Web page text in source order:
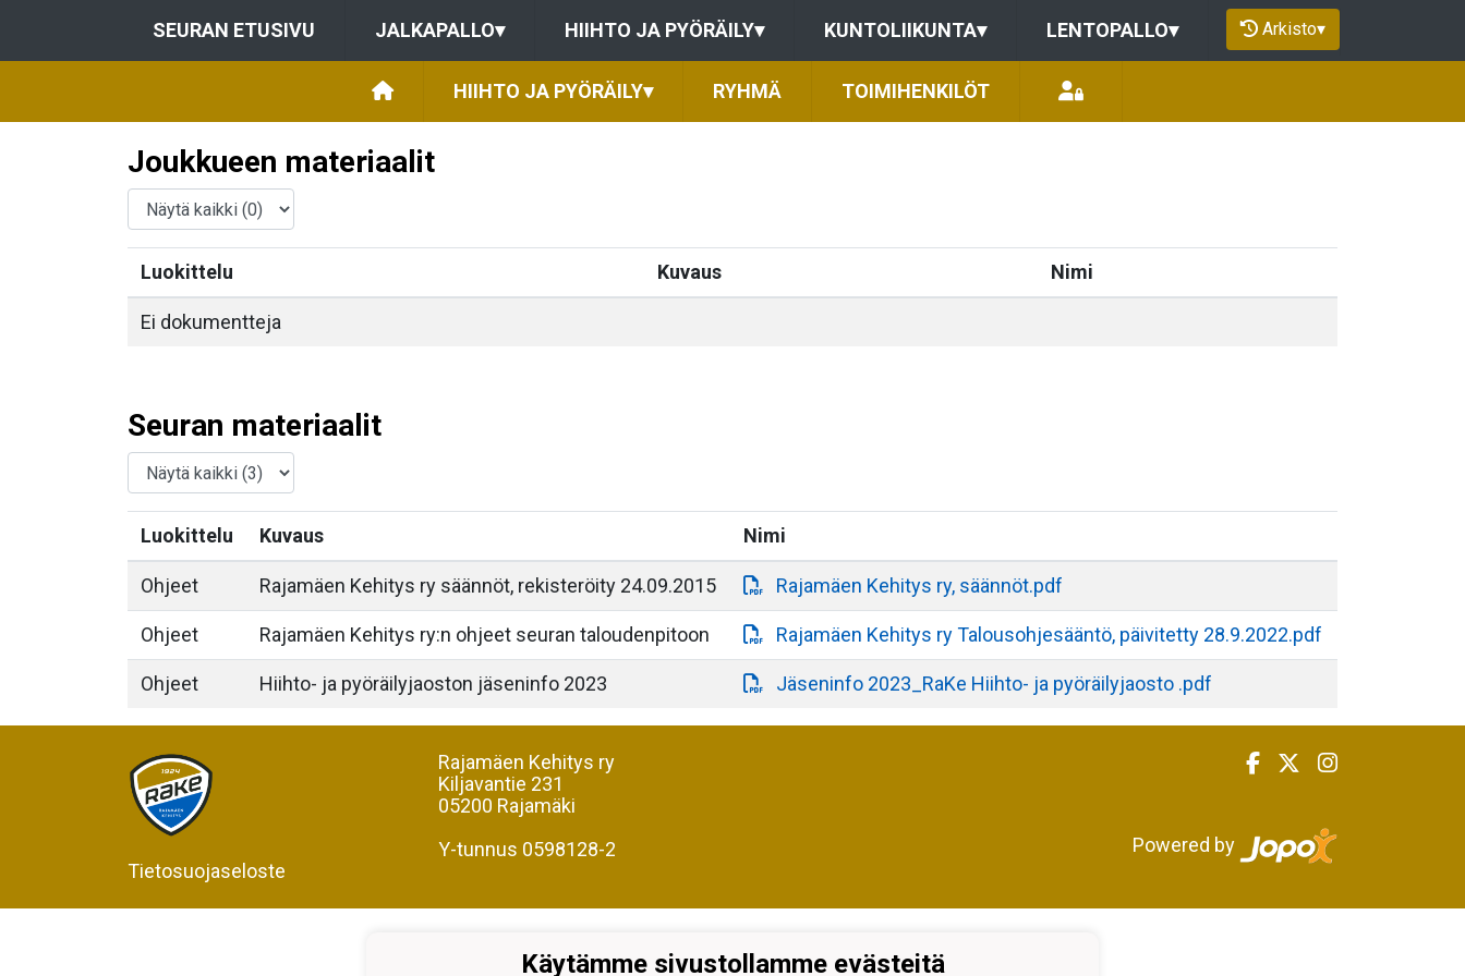
SEURAN ETUSIVU JALKAPALLO▾ HIIHTO JA PYÖRÄILY▾ KUNTOLIIKUNTA▾ LENTOPALLO▾ Arkisto▾
HIIHTO JA PYÖRÄILY▾ RYHMÄ TOIMIHENKILÖT
Joukkueen materiaalit
Luokittelu Kuvaus Nimi
Ei dokumentteja
Seuran materiaalit
Luokittelu Kuvaus Nimi
Ohjeet Rajamäen Kehitys ry säännöt, rekisteröity 24.09.2015 Rajamäen Kehitys ry, säännöt.pdf
Ohjeet Rajamäen Kehitys ry:n ohjeet seuran taloudenpitoon Rajamäen Kehitys ry Talousohjesääntö, päivitetty 28.9.2022.pdf
Ohjeet Hiihto- ja pyöräilyjaoston jäseninfo 2023 Jäseninfo 2023_RaKe Hiihto- ja pyöräilyjaosto .pdf
Tietosuojaseloste
Rajamäen Kehitys ry
Kiljavantie 231
05200 Rajamäki
Y-tunnus 0598128-2
Powered by
Käytämme sivustollamme evästeitä